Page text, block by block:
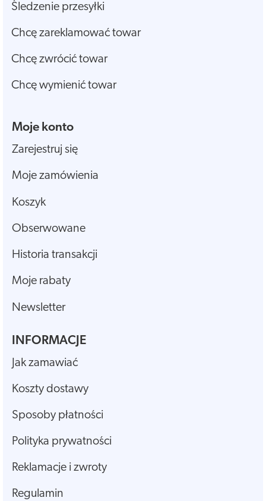
Śledzenie przesyłki
Chcę zareklamować towar
Chcę zwrócić towar
Chcę wymienić towar
Moje konto
Zarejestruj się
Moje zamówienia
Koszyk
Obserwowane
Historia transakcji
Moje rabaty
Newsletter
INFORMACJE
Jak zamawiać
Koszty dostawy
Sposoby płatności
Polityka prywatności
Reklamacje i zwroty
Regulamin